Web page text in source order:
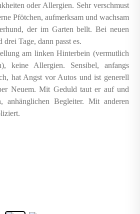
oder Allergien. Sehr verschmust
Pfötchen, aufmerksam und wachsam
der im Garten bellt. Bei neuen
Tage, dann passt es.
am linken Hinterbein (vermutlich
keine Allergien. Sensibel, anfangs
hat Angst vor Autos und ist generell
Neuem. Mit Geduld taut er auf und
anhänglichen Begleiter. Mit anderen